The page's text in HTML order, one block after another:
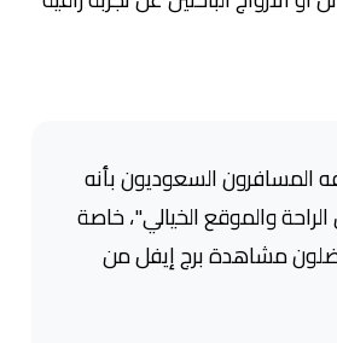
المسافرون السعوديون بأنه
والموقع الخيالي"، خاصة
مشاهدة برج إيفل من